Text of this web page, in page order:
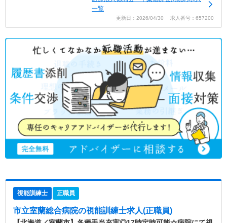
一覧
更新日：2026/04/30 求人番号：657200
視能訓練士 正職員
市立室蘭総合病院の視能訓練士求人(正職員)